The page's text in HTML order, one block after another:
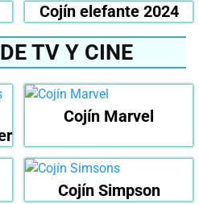
Cojín elefante 2024
TV Y CINE
Cojín Marvel
Cojín Simpson